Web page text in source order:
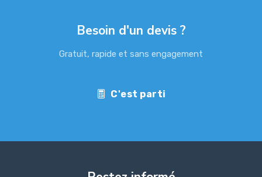
Besoin d'un devis ?
Gratuit, rapide et sans engagement
C'est parti